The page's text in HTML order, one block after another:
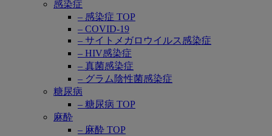
感染症
– 感染症 TOP
– COVID-19
– サイトメガロウイルス感染症
– HIV感染症
– 真菌感染症
– グラム陰性菌感染症
糖尿病
– 糖尿病 TOP
麻酔
– 麻酔 TOP